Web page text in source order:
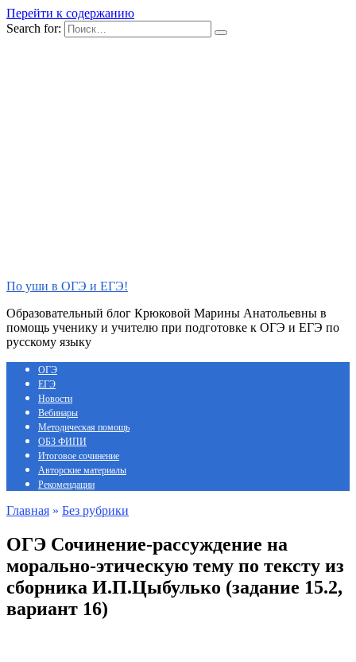
Перейти к содержанию
Search for:
По уши в ОГЭ и ЕГЭ!
Образовательный блог Крюковой Марины Анатольевны в
помощь ученику и учителю при подготовке к ОГЭ и ЕГЭ по
русскому языку
ОГЭ
ЕГЭ
Новости
Вебинары
Методическая помощь
ОБЗ ФИПИ
Итоговое сочинение
Авторские материалы
Рекомендации
Главная » Без рубрики
ОГЭ Сочинение-рассуждение на
морально-этическую тему по тексту из
сборника И.П.Цыбулько (задание 15.2,
вариант 16)